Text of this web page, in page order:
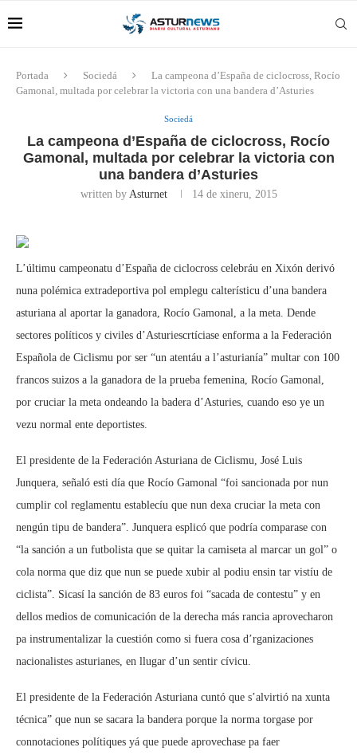
Portada Sociedá
La campeona d’España de ciclocross, Rocío
Gamonal, multada por celebrar la victoria con una bandera d’Asturies
Sociedá
La campeona d’España de ciclocross, Rocío
Gamonal, multada por celebrar la victoria con
una bandera d’Asturies
written by Asturnet 14 de xineru, 2015
L’últimu campeonatu d’España de ciclocross celebráu en Xixón derivó
nuna polémica extradeportiva pol emplegu calterísticu d’una bandera
asturiana al aportar la ganadora, Rocío Gamonal, a la meta. Dende
sectores políticos y civiles d’Asturiescrtíciase enforma a la Federación
Española de Ciclismu por ser “un atentáu a l’asturianía” multar con 100
francos suizos a la ganadora de la prueba femenina, Rocío Gamonal,
por cruciar la meta ondeando la badera d’Asturies, cuando eso ye un
vezu normal ente deportistes.
El presidente de la Federación Asturiana de Ciclismu, José Luis
Junquera, señaló esti día que Rocío Gamonal “foi sancionada por nun
cumplir col reglamentu establecíu que nun dexa cruciar la meta con
nengún tipu de bandera”. Junquera esplicó que podría comparase con
“la sanción a un futbolista que se quitar la camiseta al marcar un gol” o
cola norma que diz que nun se puede xubir al podiu ensin tar vistíu de
ciclista”. Sicasí la sanción de 83 euros foi “sacada de contestu” y en
dellos medios de comunicación de la derecha más rancia aprovecharon
pa instrumentalizar la cuestión como si fuera cosa d’rganizaciones
nacionalistes asturianes, en llugar d’un sentir cívicu.
El presidente de la Federación Asturiana cuntó que s’alvirtió na xunta
técnica” que nun se sacara la bandera porque la norma torgase por
connotaciones polítiques yá que puede aprovechase pa faer